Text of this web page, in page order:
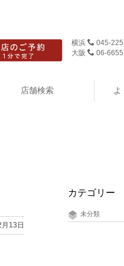
横浜 045-
大阪
06-
店舗検索
13日
カテゴリー
未分類